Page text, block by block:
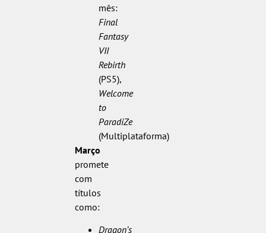
mês:
Final
Fantasy
VII
Rebirth
(PS5),
Welcome
to
ParadiZe
(Multiplataforma)
Março
promete
com
títulos
como:
Dragon’s